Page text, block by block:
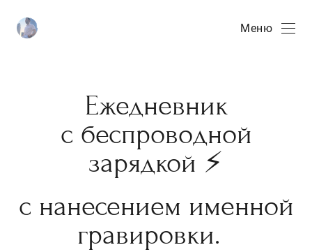
Меню
Ежедневник
с беспроводной
зарядкой ⚡️
с нанесением именной
гравировки.